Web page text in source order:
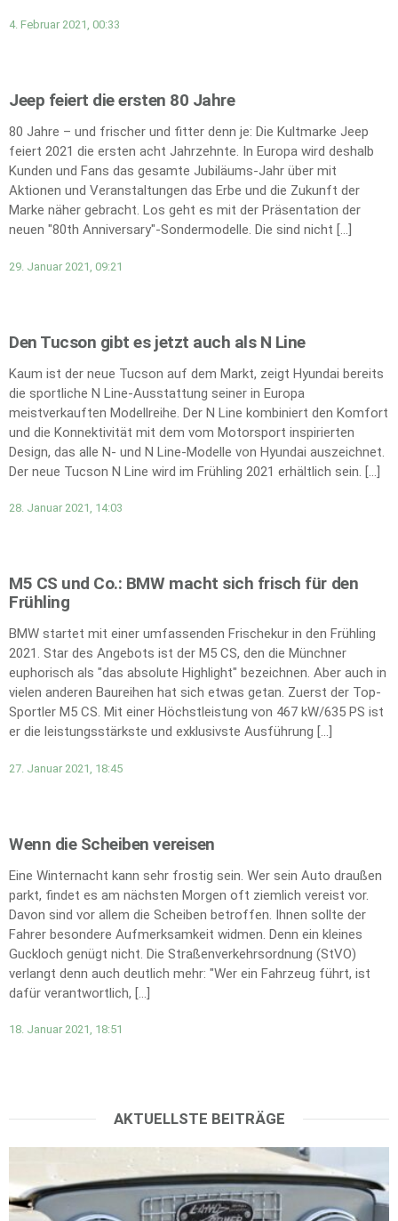
4. Februar 2021, 00:33
Jeep feiert die ersten 80 Jahre
80 Jahre – und frischer und fitter denn je: Die Kultmarke Jeep
feiert 2021 die ersten acht Jahrzehnte. In Europa wird deshalb
Kunden und Fans das gesamte Jubiläums-Jahr über mit
Aktionen und Veranstaltungen das Erbe und die Zukunft der
Marke näher gebracht. Los geht es mit der Präsentation der
neuen "80th Anniversary"-Sondermodelle. Die sind nicht […]
29. Januar 2021, 09:21
Den Tucson gibt es jetzt auch als N Line
Kaum ist der neue Tucson auf dem Markt, zeigt Hyundai bereits
die sportliche N Line-Ausstattung seiner in Europa
meistverkauften Modellreihe. Der N Line kombiniert den Komfort
und die Konnektivität mit dem vom Motorsport inspirierten
Design, das alle N- und N Line-Modelle von Hyundai auszeichnet.
Der neue Tucson N Line wird im Frühling 2021 erhältlich sein. […]
28. Januar 2021, 14:03
M5 CS und Co.: BMW macht sich frisch für den
Frühling
BMW startet mit einer umfassenden Frischekur in den Frühling
2021. Star des Angebots ist der M5 CS, den die Münchner
euphorisch als "das absolute Highlight" bezeichnen. Aber auch in
vielen anderen Baureihen hat sich etwas getan. Zuerst der Top-
Sportler M5 CS. Mit einer Höchstleistung von 467 kW/635 PS ist
er die leistungsstärkste und exklusivste Ausführung […]
27. Januar 2021, 18:45
Wenn die Scheiben vereisen
Eine Winternacht kann sehr frostig sein. Wer sein Auto draußen
parkt, findet es am nächsten Morgen oft ziemlich vereist vor.
Davon sind vor allem die Scheiben betroffen. Ihnen sollte der
Fahrer besondere Aufmerksamkeit widmen. Denn ein kleines
Guckloch genügt nicht. Die Straßenverkehrsordnung (StVO)
verlangt denn auch deutlich mehr: "Wer ein Fahrzeug führt, ist
dafür verantwortlich, […]
18. Januar 2021, 18:51
AKTUELLSTE BEITRÄGE